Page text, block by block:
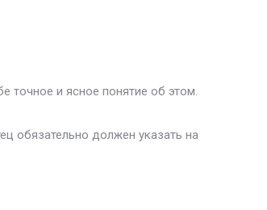
точное и ясное понятие об этом.
обязательно должен указать на